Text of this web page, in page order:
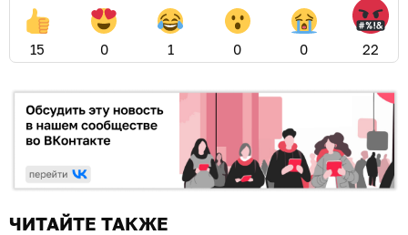
15 0 1 0 0 22
ЧИТАЙТЕ ТАКЖЕ